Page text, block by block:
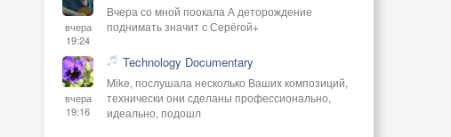
вчера
19:24
Вчера со мной поокала А деторождение
поднимать значит с Серёгой+
вчера
19:16
Technology Documentary
Mike, послушала несколько Ваших композиций,
технически они сделаны профессионально,
идеально, подошл